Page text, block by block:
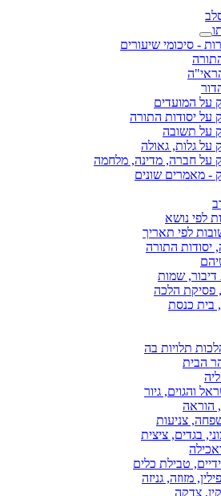
- סיכומי שיעורים
על המועדים
על יסודות התורה
על תשובה
על גלות, גאולה
על חברה, מדינה, מלחמה
- מאמרים שונים
לפי נושא
לפי תאריך
יסודות התורה
שמות
פסיקת הלכה
בית כנסת
תלויות בה
הבית
והגוים, גיור
הוראה
צניעות
בגדים, ציצית
טבילת כלים
מזוזה, גניזה
צדקה